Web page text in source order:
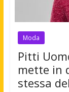
Moda
Pitti
mette in
stessa